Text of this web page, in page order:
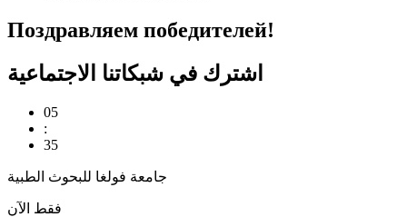
Поздравляем победителей!
اشترك في شبكاتنا الاجتماعية
05
:
35
جامعة فولغا للبحوث الطبية
فقط الآن